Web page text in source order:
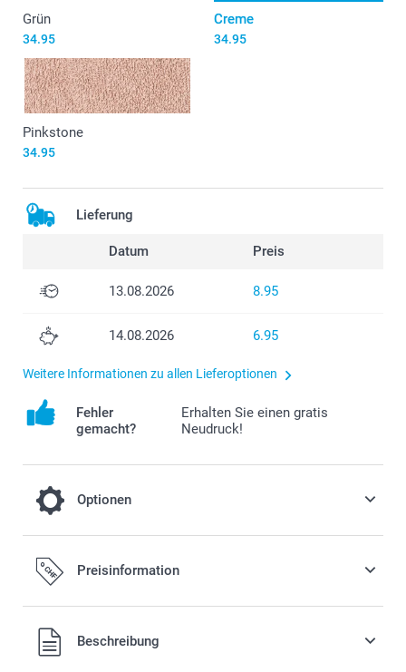
Grün
34.95
Creme
34.95
Pinkstone
34.95
Lieferung
Datum Preis
13.08.2026 8.95
14.08.2026 6.95
Weitere Informationen zu allen Lieferoptionen
Fehler
gemacht?
Erhalten Sie einen gratis
Neudruck!
Optionen
Fügen Sie Ihrer Bestellung eine Miffy
Spardose hinzu
19.95/Stück
Preisinformation
Alle Preise verstehen sich in Schweizer Franken (CHF) inkl.
MwSt. und zzgl. Versandkosten.
Beschreibung